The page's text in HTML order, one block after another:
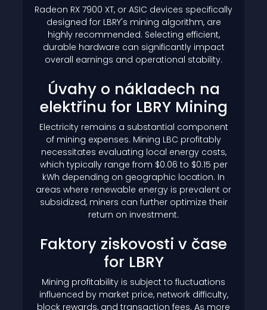
Radeon RX 7900 XT, or ASIC devices specifically
designed for LBRY's mining algorithm, are
highly recommended. Selecting efficient,
durable hardware can significantly impact
overall earnings and operational stability.
Úvahy o nákladech na
elektřinu for LBRY Mining
Electricity remains a substantial component
of mining expenses. Mining LBC profitably
necessitates evaluating local energy costs,
which typically range from $0.06 to $0.15 per
kWh depending on geographic location. In
areas where renewable energy is prevalent or
subsidized, miners can further optimize their
return on investment.
Faktory ziskovosti v čase
for LBRY
Mining profitability is subject to fluctuations
influenced by market price, network difficulty,
block rewards, and transaction fees. As more